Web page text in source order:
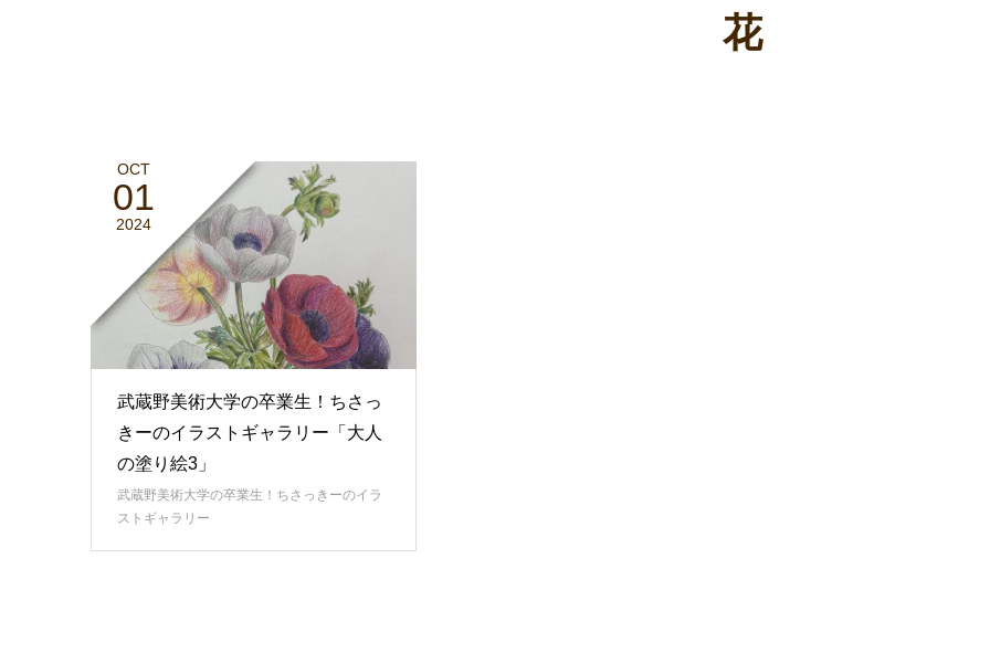
花
OCT
01
2024
武蔵野美術大学の卒業生！ちさっ
きーのイラストギャラリー「大人
の塗り絵3」
武蔵野美術大学の卒業生！ちさっきーのイラ
ストギャラリー